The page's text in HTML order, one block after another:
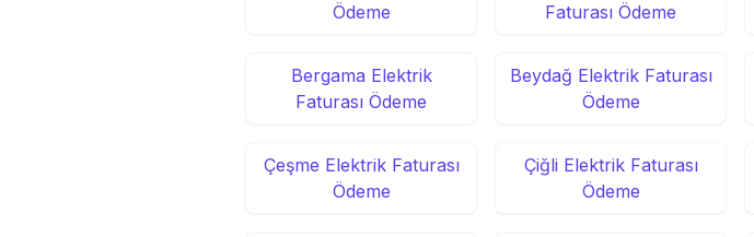
Ödeme
Faturası Ödeme
Bergama Elektrik
Faturası Ödeme
Beydağ Elektrik Faturası
Ödeme
Çeşme Elektrik Faturası
Ödeme
Çiğli Elektrik Faturası
Ödeme